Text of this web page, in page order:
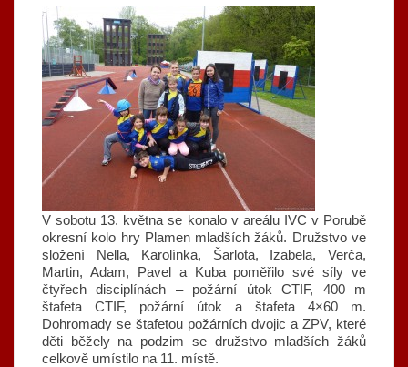
V sobotu 13. května se konalo v areálu IVC v Porubě
okresní kolo hry Plamen mladších žáků. Družstvo ve
složení Nella, Karolínka, Šarlota, Izabela, Verča,
Martin, Adam, Pavel a Kuba poměřilo své síly ve
čtyřech disciplínách – požární útok CTIF, 400 m
štafeta CTIF, požární útok a štafeta 4×60 m.
Dohromady se štafetou požárních dvojic a ZPV, které
děti běžely na podzim se družstvo mladších žáků
celkově umístilo na 11. místě.